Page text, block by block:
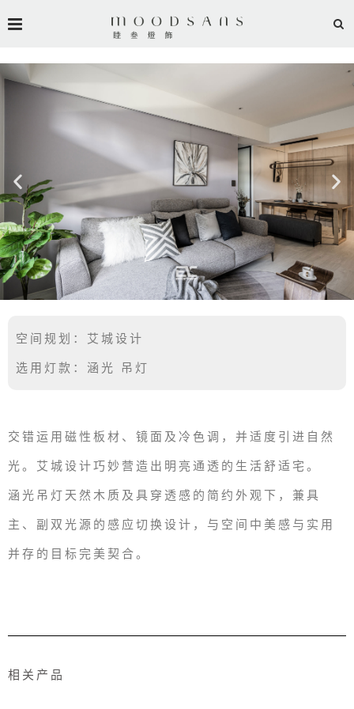
空间规划：艾城设计
选用灯款：涵光 吊灯
交错运用磁性板材、镜面及冷色调，并适度引进自然
光。艾城设计巧妙营造出明亮通透的生活舒适宅。
涵光吊灯天然木质及具穿透感的简约外观下，兼具
主、副双光源的感应切换设计，与空间中美感与实用
并存的目标完美契合。
相关产品